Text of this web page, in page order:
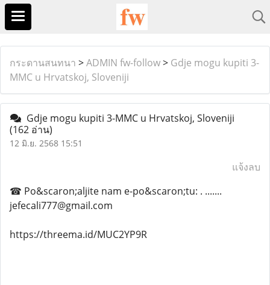
กระดานสนทนา >ADMIN fw-follow> Gdje mogu kupiti 3-
MMC u Hrvatskoj, Sloveniji
Gdje mogu kupiti 3-MMC u Hrvatskoj, Sloveniji
(162 อ่าน)
12 มิ.ย. 2568 15:51
แจ้งลบ
☎ Po&scaron;aljite nam e-po&scaron;tu: . .......
jefecali777@gmail.com
https://threema.id/MUC2YP9R